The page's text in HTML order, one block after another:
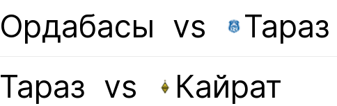
Ордабасы vs
Тараз
Тараз vs
Кайрат